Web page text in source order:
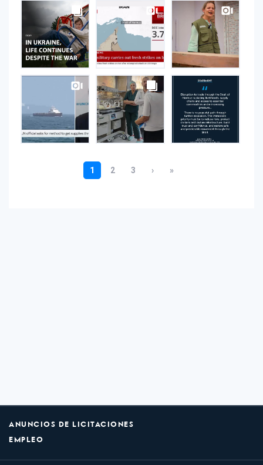
ANUNCIOS DE LICITACIONES
EMPLEO